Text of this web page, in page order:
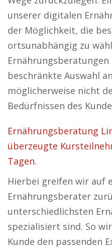
unserer digitalen
der Möglichkeit, die
ortsunabhängig zu
beschränkte Auswahl
möglicherweise nicht
Bedürfnissen des
Ernährungsberatung
überzeugte
Tagen.
Hierbei greifen wir auf
Ernährungsberater
unterschiedlichsten
spezialisiert sind. So
Kunde den passenden